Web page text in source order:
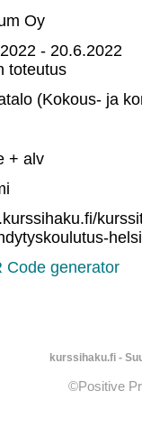
Oy
- 20.6.2022
toteutus
(Kokous- ja
+ alv
kurssihaku.fi -
©Positive